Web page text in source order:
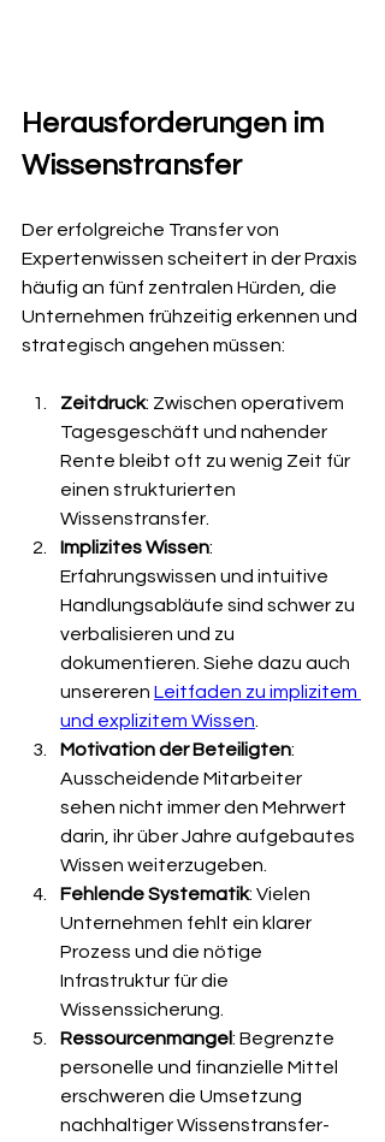
Herausforderungen im
Wissenstransfer
Der erfolgreiche Transfer von
Expertenwissen scheitert in der Praxis
häufig an fünf zentralen Hürden, die
Unternehmen frühzeitig erkennen und
strategisch angehen müssen:
Zeitdruck: Zwischen operativem
Tagesgeschäft und nahender
Rente bleibt oft zu wenig Zeit für
einen strukturierten
Wissenstransfer.
Implizites Wissen:
Erfahrungswissen und intuitive
Handlungsabläufe sind schwer zu
verbalisieren und zu
dokumentieren. Siehe dazu auch
unsereren Leitfaden zu implizitem
und explizitem Wissen
Motivation der Beteiligten:
Ausscheidende Mitarbeiter
sehen nicht immer den Mehrwert
darin, ihr über Jahre aufgebautes
Wissen weiterzugeben.
Fehlende Systematik: Vielen
Unternehmen fehlt ein klarer
Prozess und die nötige
Infrastruktur für die
Wissenssicherung.
Ressourcenmangel: Begrenzte
personelle und finanzielle Mittel
erschweren die Umsetzung
nachhaltiger Wissenstransfer-